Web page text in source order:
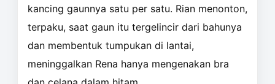
kancing gaunnya satu per satu. Rian menonton,
terpaku, saat gaun itu tergelincir dari bahunya
dan membentuk tumpukan di lantai,
meninggalkan Rena hanya mengenakan bra